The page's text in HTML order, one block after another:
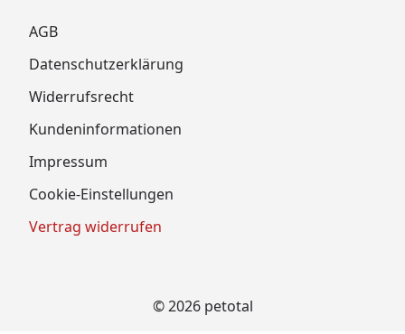
AGB
Datenschutzerklärung
Widerrufsrecht
Kundeninformationen
Impressum
Cookie-Einstellungen
Vertrag widerrufen
© 2026 petotal